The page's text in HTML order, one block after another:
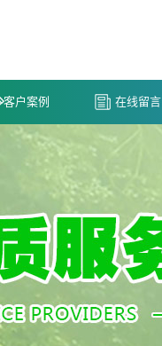
客户案例 在线留言